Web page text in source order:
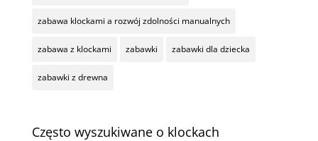
zabawa klockami a rozwój zdolności manualnych
zabawa z klockami zabawki zabawki dla dziecka
zabawki z drewna
Często wyszukiwane o klockach